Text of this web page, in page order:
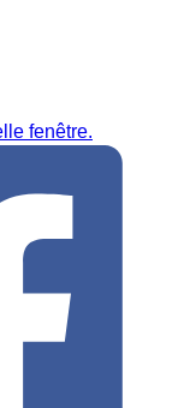
fenêtre.